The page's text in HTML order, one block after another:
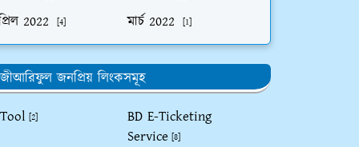
2022 [4] মার্চ 2022 [1]
জনপ্রিয় লিংকসমূহ
[2]
BD E-Ticketing
Service [8]